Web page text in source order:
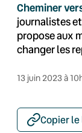
Cheminer
journalistes
propose aux
changer les
13 juin 2023 à
Copier